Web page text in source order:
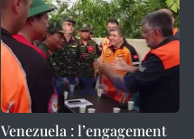
Venezuela : l’engagement